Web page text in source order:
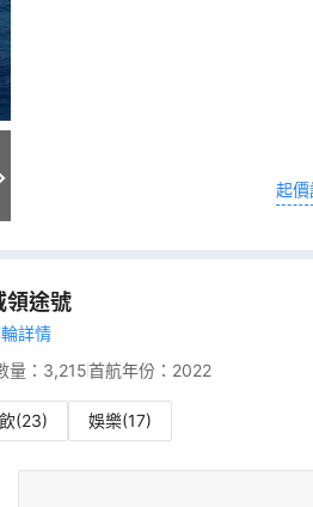
起價
領途號
詳情
量： 3,215首航年份： 2022
(23) 娛樂(17)